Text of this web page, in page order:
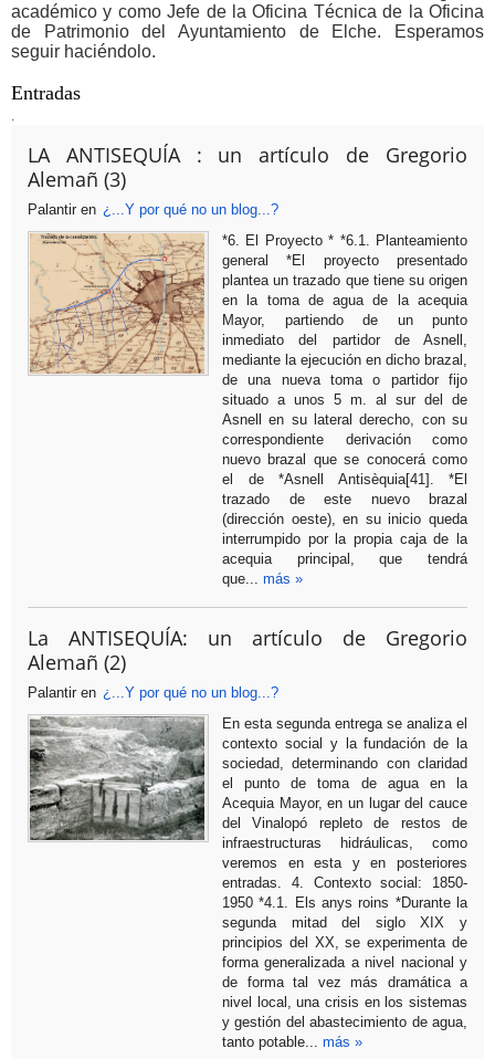
académico y comoJefe de la Oficina Técnica de la Oficina
de Patrimonio del Ayuntamiento de Elche. Esperamos
seguir haciéndolo.
Entradas
.
LA ANTISEQUÍA : un artículo de Gregorio
Alemañ (3)
Palantir en ¿...Y por qué no un blog...?
*6. El Proyecto * *6.1. Planteamiento
general *El proyecto presentado
plantea un trazado que tiene su origen
en la toma de agua de la acequia
Mayor, partiendo de un punto
inmediato del partidor de Asnell,
mediante la ejecución en dicho brazal,
de una nueva toma o partidor fijo
situado a unos 5 m. al sur del de
Asnell en su lateral derecho, con su
correspondiente derivación como
nuevo brazal que se conocerá como
el de *Asnell Antisèquia[41]. *El
trazado de este nuevo brazal
(dirección oeste), en su inicio queda
interrumpido por la propia caja de la
acequia principal, que tendrá
que... más »
La ANTISEQUÍA: un artículo de Gregorio
Alemañ (2)
Palantir en ¿...Y por qué no un blog...?
En esta segunda entrega se analiza el
contexto social y la fundación de la
sociedad, determinando con claridad
el punto de toma de agua en la
Acequia Mayor, en un lugar del cauce
del Vinalopó repleto de restos de
infraestructuras hidráulicas, como
veremos en esta y en posteriores
entradas. 4. Contexto social: 1850-
1950 *4.1. Els anys roins *Durante la
segunda mitad del siglo XIX y
principios del XX, se experimenta de
forma generalizada a nivel nacional y
de forma tal vez más dramática a
nivel local, una crisis en los sistemas
y gestión del abastecimiento de agua,
tanto potable... más »